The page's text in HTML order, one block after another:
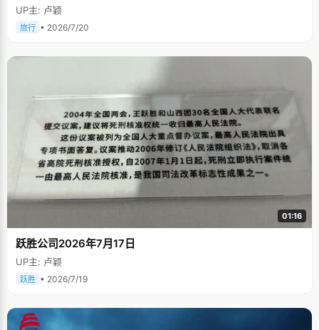
UP主: 卢颖
旅行 • 2026/7/20
01:16
跃胜公司2026年7月17日
UP主: 卢颖
跃胜 • 2026/7/19